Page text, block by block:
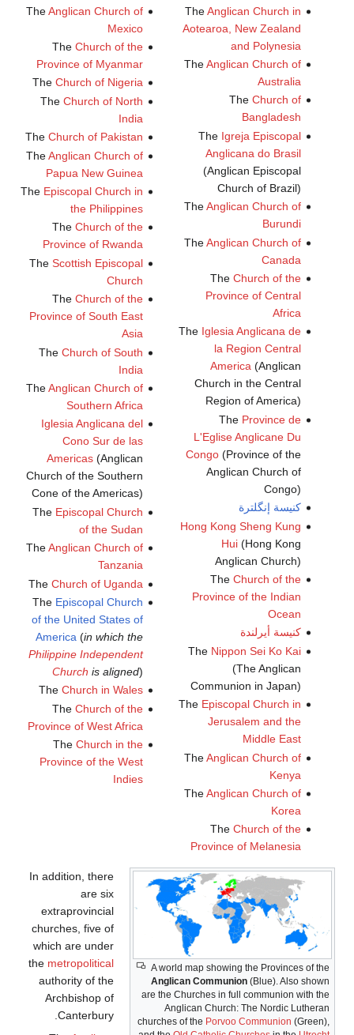
TheAnglican Church in
Aotearoa, New Zealand
and Polynesia
TheAnglican Church of
Australia
The Church of
Bangladesh
The Igreja Episcopal
Anglicana do Brasil
(Anglican Episcopal
Church of Brazil)
TheAnglican Church of
Burundi
TheAnglican Church of
Canada
The Church of the
Province of Central
Africa
The Iglesia Anglicana de
la Region Central
America(Anglican
Church in the Central
Region of America)
The Province de
L'Eglise Anglicane Du
Congo(Province of the
Anglican Church of
Congo)
كنيسة إنگلترة
Hong Kong Sheng Kung
Hui(Hong Kong
Anglican Church)
The Church of the
Province of the Indian
Ocean
كنيسة أيرلندة
The Nippon Sei Ko Kai
(The Anglican
Communion in Japan)
The Episcopal Church in
Jerusalem and the
Middle East
TheAnglican Church of
Kenya
TheAnglican Church of
Korea
The Church of the
Province of Melanesia
TheAnglican Church of
Mexico
The Church of the
Province of Myanmar
The Church of Nigeria
The Church of North
India
The Church of Pakistan
TheAnglican Church of
Papua New Guinea
The Episcopal Church in
the Philippines
The Church of the
Province of Rwanda
The Scottish Episcopal
Church
The Church of the
Province of South East
Asia
The Church of South
India
TheAnglican Church of
Southern Africa
Iglesia Anglicana del
Cono Sur de las
Americas(Anglican
Church of the Southern
Cone of the Americas)
The Episcopal Church
of the Sudan
TheAnglican Church of
Tanzania
The Church of Uganda
The Episcopal Church
of the United States of
America (in which the
Philippine Independent
Church is aligned)
The Church in Wales
The Church of the
Province of West Africa
The Church in the
Province of the West
Indies
A world map showing the Provinces of the
Anglican Communion (Blue). Also shown
are the Churches in full communion with the
Anglican Church: The Nordic Lutheran
churches of the Porvoo Communion (Green),
In addition, there
are six
extraprovincial
churches, five of
which are under
the metropolitical
authority of the
Archbishop of
Canterbury.